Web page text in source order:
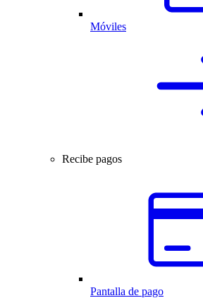
Móviles
Recibe pagos
Pantalla de pago